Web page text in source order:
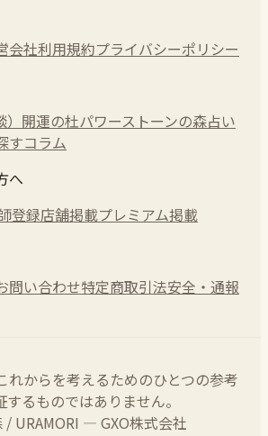
会社利用規約プライバシーポリシー
開運の杜パワーストーンの森占い
すコラム
へ
登録店舗掲載プレミアム掲載
問い合わせ特定商取引法安全・通報
れからを考えるためのひとつの参考
るものではありません。
URAMORI — GXO株式会社